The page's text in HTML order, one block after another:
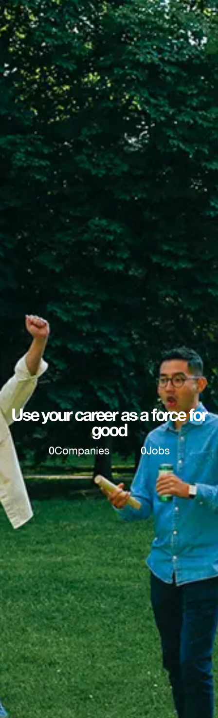
Use your career as a force for
good
0Companies 0Jobs